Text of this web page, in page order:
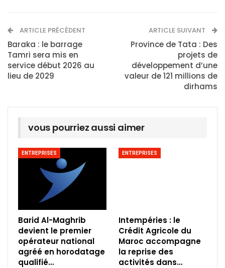
ARTICLE PRÉCÉDENT
Baraka : le barrage
Tamri sera mis en
service début 2026 au
lieu de 2029
ARTICLE SUIVANT
Province de Tata : Des
projets de
développement d’une
valeur de 121 millions de
dirhams
vous pourriez aussi aimer
ENTREPRISES
Barid Al-Maghrib
devient le premier
opérateur national
agréé en horodatage
qualifié…
ENTREPRISES
Intempéries : le
Crédit Agricole du
Maroc accompagne
la reprise des
activités dans…